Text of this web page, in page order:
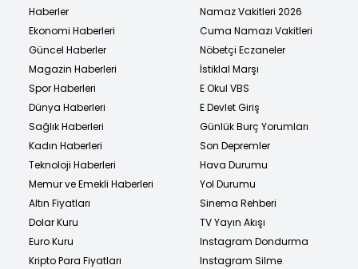
Haberler
Ekonomi Haberleri
Güncel Haberler
Magazin Haberleri
Spor Haberleri
Dünya Haberleri
Sağlık Haberleri
Kadın Haberleri
Teknoloji Haberleri
Memur ve Emekli Haberleri
Altın Fiyatları
Dolar Kuru
Euro Kuru
Kripto Para Fiyatları
Namaz Vakitleri 2026
Cuma Namazı Vakitleri
Nöbetçi Eczaneler
İstiklal Marşı
E Okul VBS
E Devlet Giriş
Günlük Burç Yorumları
Son Depremler
Hava Durumu
Yol Durumu
Sinema Rehberi
TV Yayın Akışı
Instagram Dondurma
Instagram Silme